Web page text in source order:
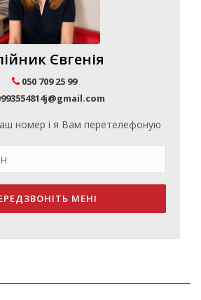
Євгенія
050 709 25 99
номер і я Вам перетелефоную
МЕНІ